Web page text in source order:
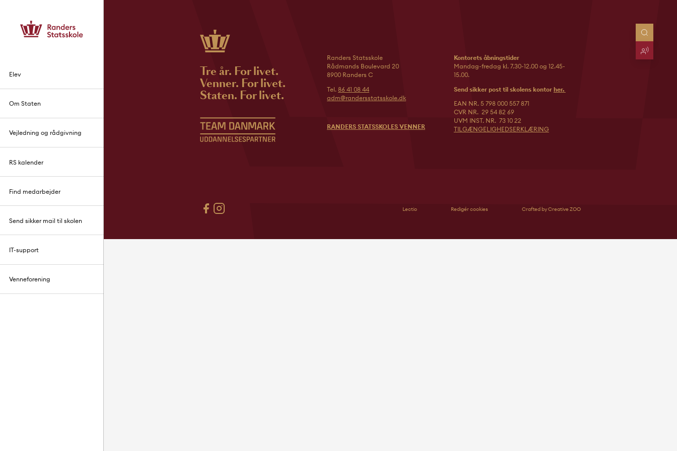
Elev
Om Staten
Vejledning og rådgivning
RS kalender
Find medarbejder
Send sikker mail til skolen
IT-support
Venneforening
Tre år. For livet.
Venner. For livet.
Staten. For livet.
Randers Statsskole
Rådmands Boulevard 20
8900 Randers C
Tel. 86 41 08 44
adm@randersstatsskole.dk
RANDERS STATSSKOLES VENNER
Kontorets åbningstider
Mandag-fredag kl. 7.30-12.00 og 12.45-
15.00.
Send sikker post til skolens kontor her.
EAN NR. 5 798 000 557 871
CVR NR. 29 54 82 69
UVM INST. NR. 73 10 22
TILGÆNGELIGHEDSERKLÆRING
Lectio Redigér cookies Crafted by Creative ZOO